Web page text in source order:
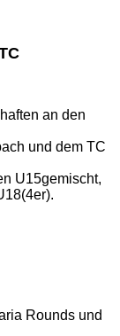
an den
und dem TC
U15gemischt,
Rounds und